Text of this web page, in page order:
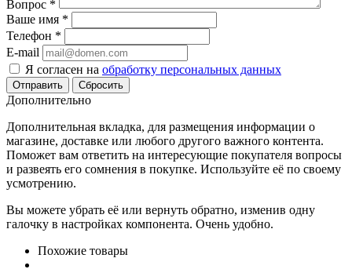
Вопрос *
Ваше имя *
Телефон *
E-mail
Я согласен на обработку персональных данных
Сбросить
Дополнительно
Дополнительная вкладка, для размещения информации о
магазине, доставке или любого другого важного контента.
Поможет вам ответить на интересующие покупателя вопросы
и развеять его сомнения в покупке. Используйте её по своему
усмотрению.
Вы можете убрать её или вернуть обратно, изменив одну
галочку в настройках компонента. Очень удобно.
Похожие товары